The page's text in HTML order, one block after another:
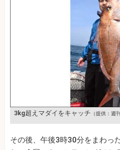
3kg超えマダイをキャッチ （提供：週
その後、午後3時30分をまわっ